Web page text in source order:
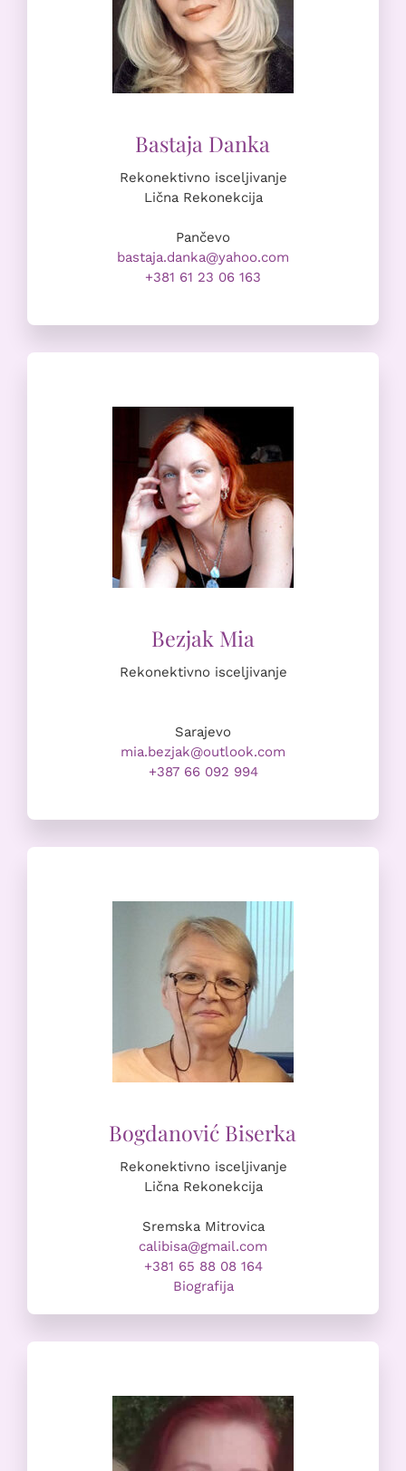
Rekonektivno isceljivanje
Lična Rekonekcija
Pančevo
bastaja.danka@yahoo.com
+381 61 23 06 163
Rekonektivno isceljivanje
Sarajevo
mia.bezjak@outlook.com
+387 66 092 994
Rekonektivno isceljivanje
Lična Rekonekcija
Sremska Mitrovica
calibisa@gmail.com
+381 65 88 08 164
Biografija